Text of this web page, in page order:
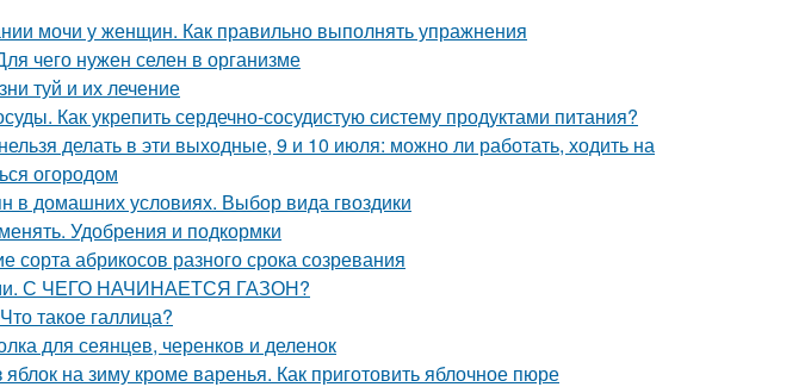
мочи у женщин. Как правильно выполнять упражнения
чего нужен селен в организме
туй и их лечение
Как укрепить сердечно-сосудистую систему продуктами питания?
делать в эти выходные, 9 и 10 июля: можно ли работать, ходить на
огородом
в домашних условиях. Выбор вида гвоздики
Удобрения и подкормки
сорта абрикосов разного срока созревания
С ЧЕГО НАЧИНАЕТСЯ ГАЗОН?
такое галлица?
для сеянцев, черенков и деленок
на зиму кроме варенья. Как приготовить яблочное пюре